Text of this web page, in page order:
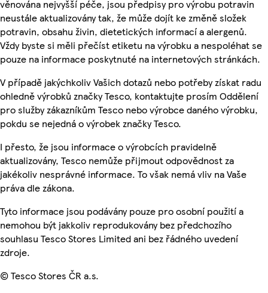
věnována nejvyšší péče, jsou předpisy pro výrobu potravin
neustále aktualizovány tak, že může dojít ke změně složek
potravin, obsahu živin, dietetických informací a alergenů.
Vždy byste si měli přečíst etiketu na výrobku a nespoléhat se
pouze na informace poskytnuté na internetových stránkách.
V případě jakýchkoliv Vašich dotazů nebo potřeby získat radu
ohledně výrobků značky Tesco, kontaktujte prosím Oddělení
pro služby zákazníkům Tesco nebo výrobce daného výrobku,
pokdu se nejedná o výrobek značky Tesco.
I přesto, že jsou informace o výrobcích pravidelně
aktualizovány, Tesco nemůže přijmout odpovědnost za
jakékoliv nesprávné informace. To však nemá vliv na Vaše
práva dle zákona.
Tyto informace jsou podávány pouze pro osobní použití a
nemohou být jakkoliv reprodukovány bez předchozího
souhlasu Tesco Stores Limited ani bez řádného uvedení
zdroje.
© Tesco Stores ČR a.s.